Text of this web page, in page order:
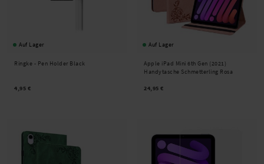
Auf Lager
Ringke - Pen Holder Black
4,95 €
Auf Lager
Apple iPad Mini 6th Gen (2021)
Handytasche Schmetterling Rosa
24,95 €